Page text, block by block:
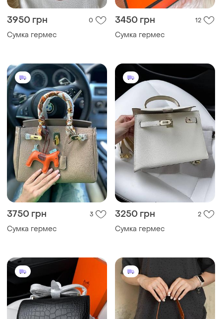
3950 грн 0
Сумка гермес
3450 грн 12
Сумка гермес
3750 грн 3
Сумка гермес
3250 грн 2
Сумка гермес